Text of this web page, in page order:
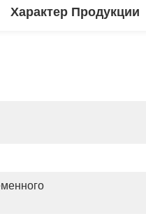
Характер Продукции